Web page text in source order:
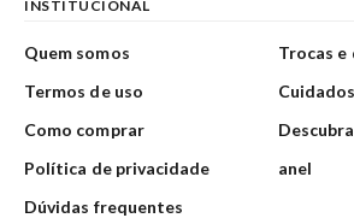
INSTITUCIONAL
Quem somos
Termos de uso
Como comprar
Política de privacidade
Dúvidas frequentes
Trocas e
anel